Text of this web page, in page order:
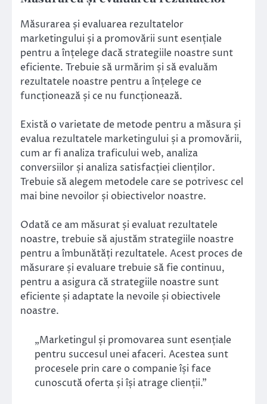
Măsurarea și evaluarea rezultatelor
marketingului și a promovării sunt esențiale
pentru a înțelege dacă strategiile noastre sunt
eficiente. Trebuie să urmărim și să evaluăm
rezultatele noastre pentru a înțelege ce
funcționează și ce nu funcționează.
Există o varietate de metode pentru a măsura și
evalua rezultatele marketingului și a promovării,
cum ar fi analiza traficului web, analiza
conversiilor și analiza satisfacției clienților.
Trebuie să alegem metodele care se potrivesc cel
mai bine nevoilor și obiectivelor noastre.
Odată ce am măsurat și evaluat rezultatele
noastre, trebuie să ajustăm strategiile noastre
pentru a îmbunătăți rezultatele. Acest proces de
măsurare și evaluare trebuie să fie continuu,
pentru a asigura că strategiile noastre sunt
eficiente și adaptate la nevoile și obiectivele
noastre.
„Marketingul și promovarea sunt esențiale
pentru succesul unei afaceri. Acestea sunt
procesele prin care o companie își face
cunoscută oferta și își atrage clienții.”